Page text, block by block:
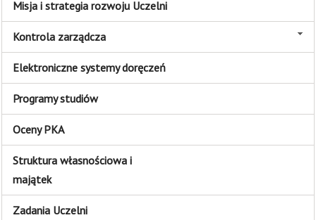
Misja i strategia rozwoju Uczelni
Kontrola zarządcza
Elektroniczne systemy doręczeń
Programy studiów
Oceny PKA
Struktura własnościowa i
majątek
Zadania Uczelni